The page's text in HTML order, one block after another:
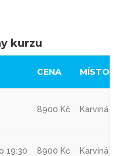
kurzu
CENA MÍSTO
8900 Kč Karviná -
19:30 8900 Kč Karviná -